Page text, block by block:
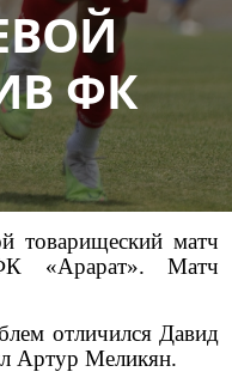
ФК
товарищеский матч
«Арарат». Матч
отличился Давид
Артур Меликян.